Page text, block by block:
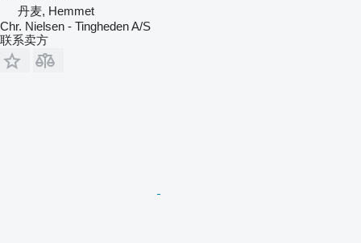
丹麦, Hemmet
Chr. Nielsen - Tingheden A/S
联系卖方